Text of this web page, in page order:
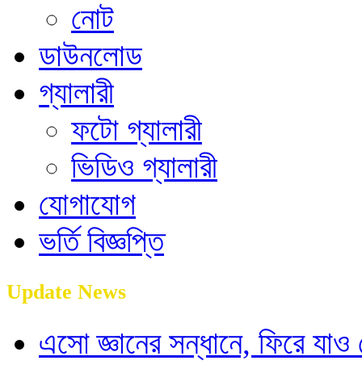
নোট
ডাউনলোড
গ্যালারী
ফটো গ্যালারী
ভিডিও গ্যালারী
যোগাযোগ
ভর্তি বিজ্ঞপ্তি
Update News
এসো জ্ঞানের সন্ধানে, ফিরে যাও